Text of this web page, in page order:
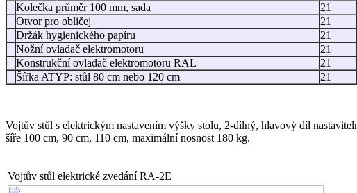
Kolečka průměr 100 mm, sada
21
Otvor pro obličej
21
Držák hygienického papíru
21
Nožní ovladač elektromotoru
21
Konstrukční ovladač elektromotoru RAL
21
Šířka ATYP: stůl 80 cm nebo 120 cm
21
Vojtův stůl s elektrickým nastavením výšky stolu, 2-dílný, hlavový díl
šíře 100 cm, 90 cm, 110 cm, maximální nosnost 180 kg.
Vojtův stůl elektrické zvedání RA-2E